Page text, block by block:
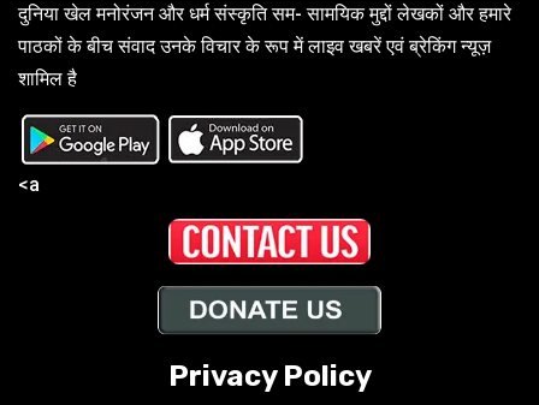
दुनिया खेल मनोरंजन और धर्म संस्कृति सम- सामयिक मुद्दों लेखकों और हमारे
पाठकों के बीच संवाद उनके विचार के रूप में लाइव खबरें एवं ब्रेकिंग न्यूज़
शामिल है
<a
Privacy Policy